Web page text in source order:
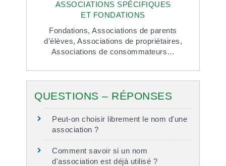
ASSOCIATIONS SPÉCIFIQUES
ET FONDATIONS
Fondations,Associations de parents
d’élèves, Associations de propriétaires,
Associations de consommateurs…
QUESTIONS – RÉPONSES
Peut-on choisir librement le nom d'une
association ?
Comment savoir si un nom
d'association est déjà utilisé ?